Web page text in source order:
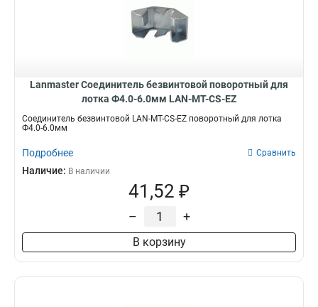
Lanmaster Соединитель безвинтовой поворотный для
лотка Ф4.0-6.0мм LAN-MT-CS-EZ
Соединитель безвинтовой LAN-MT-CS-EZ поворотный для лотка
Ф4.0-6.0мм
Подробнее Сравнить
Наличие: В наличии
41,52 ₽
– +
В корзину